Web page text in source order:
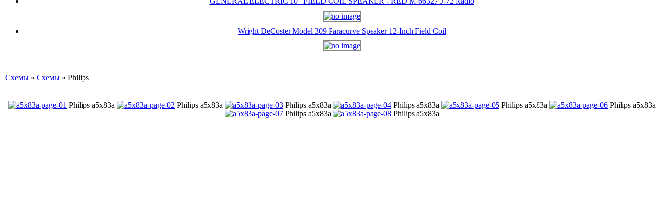
Wright DeCoster Model 309 Paracurve Speaker 12-Inch Field Coil
Схемы » Схемы » Philips
Philips a5x83a Philips a5x83a Philips a5x83a Philips a5x83a Philips a5x83a
Philips a5x83a
Philips a5x83a
Philips a5x83a